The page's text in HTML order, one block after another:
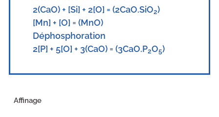
2(CaO) + [Si] + 2[O] = (2CaO.SiO2)
[Mn] + [O] = (MnO)
Déphosphoration
2[P] + 5[O] + 3(CaO) = (3CaO.P2O5)
Affinage